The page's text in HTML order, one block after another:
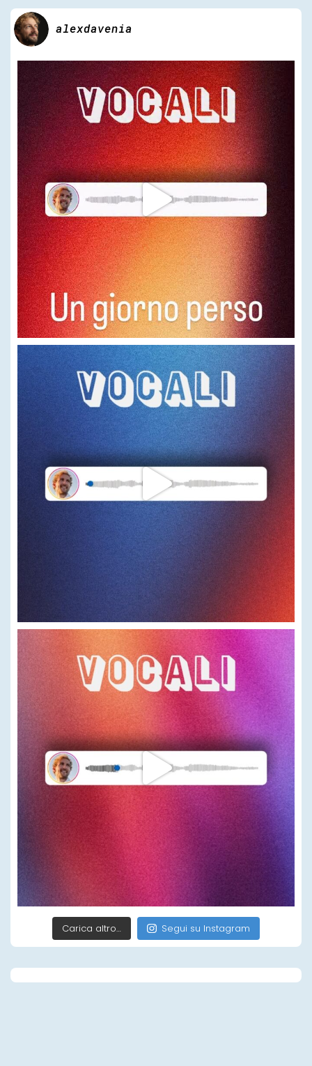
alexdavenia
Carica altro… Segui su Instagram